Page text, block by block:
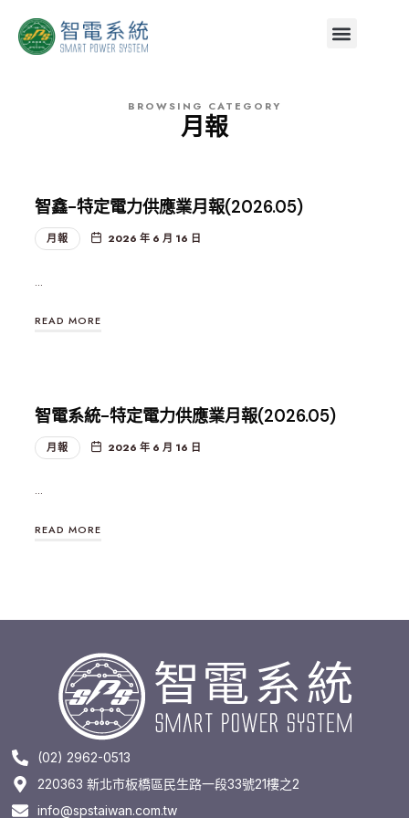
BROWSING CATEGORY
月報
智鑫-特定電力供應業月報(2026.05)
月報 2026 年 6 月 16 日
…
READ MORE
智電系統-特定電力供應業月報(2026.05)
月報 2026 年 6 月 16 日
…
READ MORE
(02) 2962-0513
220363 新北市板橋區民生路一段33號21樓之2
info@spstaiwan.com.tw